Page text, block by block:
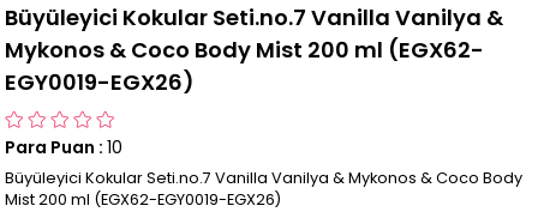
Büyüleyici Kokular Seti.no.7 Vanilla Vanilya &
Mykonos & Coco Body Mist 200 ml (EGX62-
EGY0019-EGX26)
Para Puan : 10
Büyüleyici Kokular Seti.no.7 Vanilla Vanilya & Mykonos & Coco Body
Mist 200 ml (EGX62-EGY0019-EGX26)